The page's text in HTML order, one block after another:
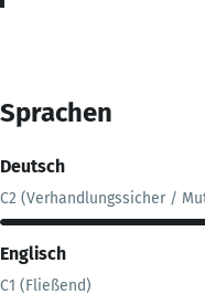
Sprachen
Deutsch
C2 (Verhandlungssicher /
Englisch
C1 (Fließend)